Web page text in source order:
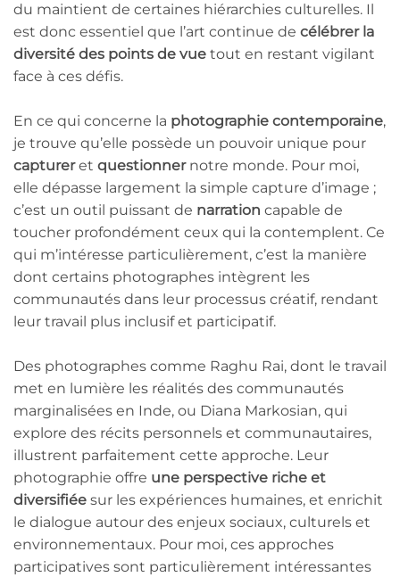
du maintient de certaines hiérarchies culturelles. Il
est donc essentiel que l’art continue de célébrer la
diversité des points de vue tout en restant vigilant
face à ces défis.
En ce qui concerne la photographie contemporaine,
je trouve qu’elle possède un pouvoir unique pour
captureret questionnernotre monde. Pour moi,
elle dépasse largement la simple capture d’image ;
c’est un outil puissant de narration capable de
toucher profondément ceux qui la contemplent. Ce
qui m’intéresse particulièrement, c’est la manière
dont certains photographes intègrent les
communautés dans leur processus créatif, rendant
leur travail plus inclusif et participatif.
Des photographes comme Raghu Rai, dont le travail
met en lumière les réalités des communautés
marginalisées en Inde, ou Diana Markosian, qui
explore des récits personnels et communautaires,
illustrent parfaitement cette approche. Leur
photographie offre une perspective riche et
diversifiée sur les expériences humaines, et enrichit
le dialogue autour des enjeux sociaux, culturels et
environnementaux. Pour moi, ces approches
participatives sont particulièrement intéressantes